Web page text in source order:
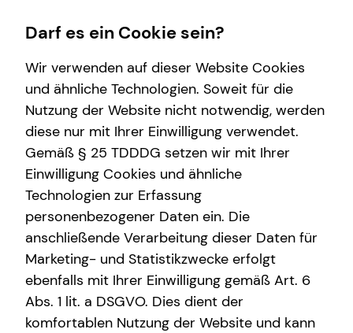
Betriebliche Altersvorsorge
Arbeitnehmende
Unternehmen
Anforderungen für Unrternehmen
bAV-Bausteine für Unternehmen
Finanzberatung
Videoberatung
Spezialisten-Netzwerk
Private Krankenvorsorge
Investment
Kapitalanlage Immobilien
Altersvorsorge
Immobilienfinanzierung
Überblick
Wissenswertes
Interview
Über tecis
Service
Kundenportal
Schadenabwicklung
Darf es ein Cookie sein?
Wir verwenden auf dieser Website Cookies
und ähnliche Technologien. Soweit für die
Nutzung der Website nicht notwendig, werden
diese nur mit Ihrer Einwilligung verwendet.
Gemäß § 25 TDDDG setzen wir mit Ihrer
Einwilligung Cookies und ähnliche
Technologien zur Erfassung
personenbezogener Daten ein. Die
anschließende Verarbeitung dieser Daten für
Marketing- und Statistikzwecke erfolgt
ebenfalls mit Ihrer Einwilligung gemäß Art. 6
Abs. 1 lit. a DSGVO. Dies dient der
komfortablen Nutzung der Website und kann